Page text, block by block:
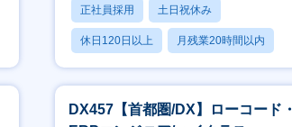
正社員採用 土日祝休み
休日120日以上 月残業20時間以内
賞与あり
DX457【首都圏/DX】ローコード・